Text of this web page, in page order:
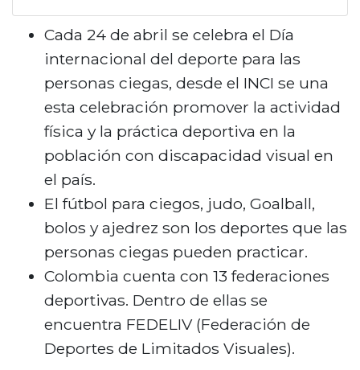
Cada 24 de abril se celebra el Día
internacional del deporte para las
personas ciegas, desde el INCI se una
esta celebración promover la actividad
física y la práctica deportiva en la
población con discapacidad visual en
el país.
El fútbol para ciegos, judo, Goalball,
bolos y ajedrez son los deportes que las
personas ciegas pueden practicar.
Colombia cuenta con 13 federaciones
deportivas. Dentro de ellas se
encuentra FEDELIV (Federación de
Deportes de Limitados Visuales).